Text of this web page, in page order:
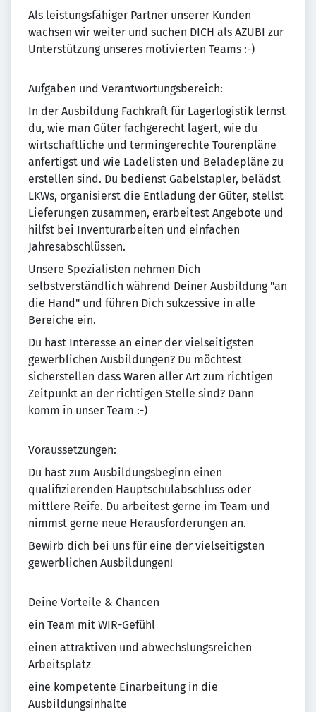
Als leistungsfähiger Partner unserer Kunden
wachsen wir weiter und suchen DICH als AZUBI zur
Unterstützung unseres motivierten Teams :-)
Aufgaben und Verantwortungsbereich:
In der Ausbildung Fachkraft für Lagerlogistik lernst
du, wie man Güter fachgerecht lagert, wie du
wirtschaftliche und termingerechte Tourenpläne
anfertigst und wie Ladelisten und Beladepläne zu
erstellen sind. Du bedienst Gabelstapler, belädst
LKWs, organisierst die Entladung der Güter, stellst
Lieferungen zusammen, erarbeitest Angebote und
hilfst bei Inventurarbeiten und einfachen
Jahresabschlüssen.
Unsere Spezialisten nehmen Dich
selbstverständlich während Deiner Ausbildung "an
die Hand" und führen Dich sukzessive in alle
Bereiche ein.
Du hast Interesse an einer der vielseitigsten
gewerblichen Ausbildungen? Du möchtest
sicherstellen dass Waren aller Art zum richtigen
Zeitpunkt an der richtigen Stelle sind? Dann
komm in unser Team :-)
Voraussetzungen:
Du hast zum Ausbildungsbeginn einen
qualifizierenden Hauptschulabschluss oder
mittlere Reife. Du arbeitest gerne im Team und
nimmst gerne neue Herausforderungen an.
Bewirb dich bei uns für eine der vielseitigsten
gewerblichen Ausbildungen!
Deine Vorteile & Chancen
ein Team mit WIR-Gefühl
einen attraktiven und abwechslungsreichen
Arbeitsplatz
eine kompetente Einarbeitung in die
Ausbildungsinhalte